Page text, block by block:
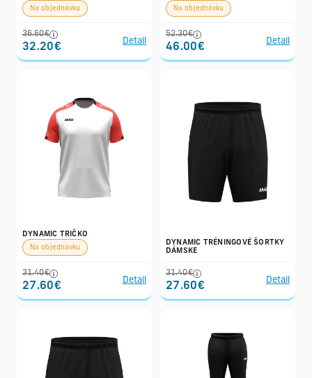
Na objednávku
36.60€
32.20€
Detail
Na objednávku
52.30€
46.00€
Detail
DYNAMIC TRIČKO
Na objednávku
31.40€
27.60€
Detail
DYNAMIC TRÉNINGOVÉ ŠORTKY
DÁMSKE
31.40€
27.60€
Detail